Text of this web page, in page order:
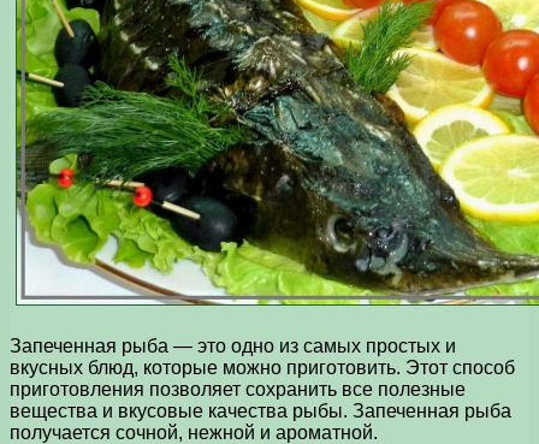
Запеченная рыба — это одно из самых простых и
вкусных блюд, которые можно приготовить. Этот способ
приготовления позволяет сохранить все полезные
вещества и вкусовые качества рыбы. Запеченная рыба
получается сочной, нежной и ароматной.